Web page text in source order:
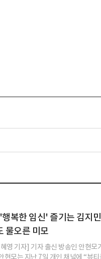
복한 임신' 즐기는 김지
물오른 미모
영 기자] 기자 출신 방송인 안현모
현모는 지난 7일 개인 채널에 “뷰티